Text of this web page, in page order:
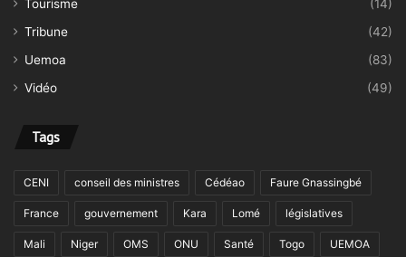
Tourisme
(14)
Tribune
(42)
Uemoa
(83)
Vidéo
(49)
Tags
CENI conseil des ministres Cédéao Faure Gnassingbé
France gouvernement Kara Lomé législatives
Mali Niger OMS ONU Santé Togo UEMOA